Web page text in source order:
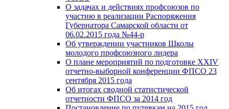
О задачах и действиях профсоюзов по
участию в реализации Распоряжения
Губернатора Самарской области от
06.02.2015 года №44-р
Об утверждении участников Школы
молодого профсоюзного лидера
О плане мероприятий по подготовке XXIV
отчетно-выборной конференции ФПСО 23
сентября 2015 года
Об итогах сводной статистической
отчетности ФПСО за 2014 год